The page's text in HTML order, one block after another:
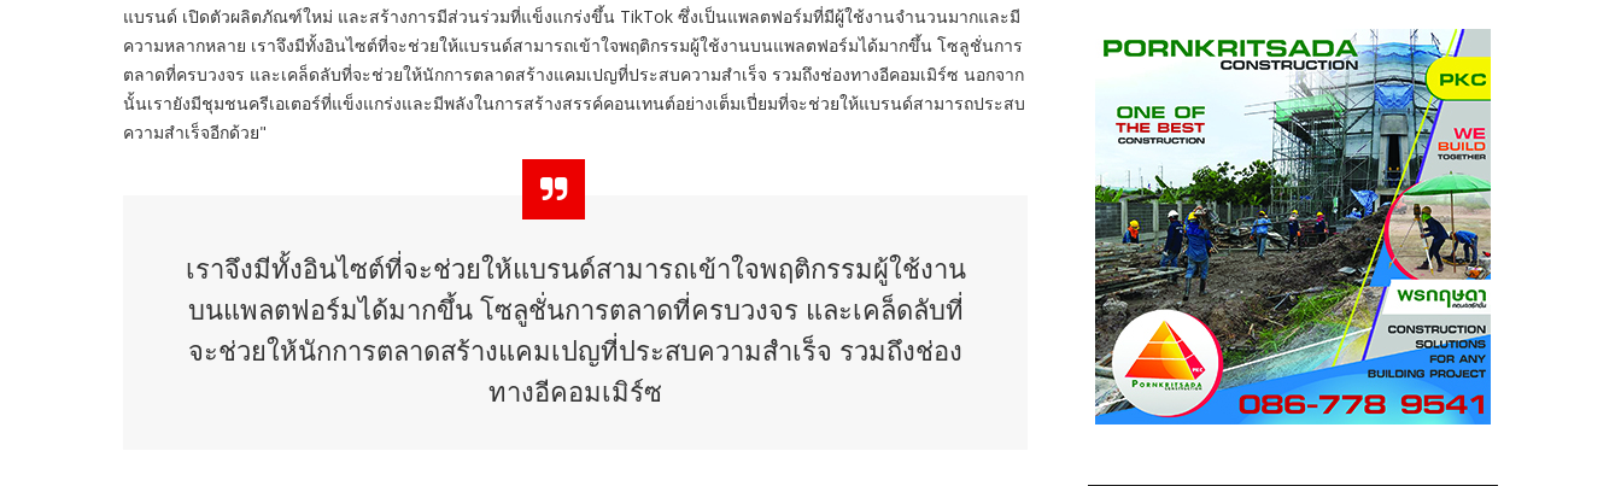
แบรนด์ เปิดตัวผลิตภัณฑ์ใหม่ และสร้างการมีส่วนร่วมที่แข็งแกร่งขึ้น TikTok ซึ่งเป็นแพลตฟอร์มที่มีผู้ใช้งานจำนวนมากและมี
ความหลากหลาย เราจึงมีทั้งอินไซต์ที่จะช่วยให้แบรนด์สามารถเข้าใจพฤติกรรมผู้ใช้งานบนแพลตฟอร์มได้มากขึ้น โซลูชั่นการ
ตลาดที่ครบวงจร และเคล็ดลับที่จะช่วยให้นักการตลาดสร้างแคมเปญที่ประสบความสำเร็จ รวมถึงช่องทางอีคอมเมิร์ซ นอกจาก
นั้นเรายังมีชุมชนครีเอเตอร์ที่แข็งแกร่งและมีพลังในการสร้างสรรค์คอนเทนต์อย่างเต็มเปี่ยมที่จะช่วยให้แบรนด์สามารถประสบ
ความสำเร็จอีกด้วย"
เราจึงมีทั้งอินไซต์ที่จะช่วยให้แบรนด์สามารถเข้าใจพฤติกรรมผู้ใช้งาน
บนแพลตฟอร์มได้มากขึ้น โซลูชั่นการตลาดที่ครบวงจร และเคล็ดลับที่
จะช่วยให้นักการตลาดสร้างแคมเปญที่ประสบความสำเร็จ รวมถึงช่อง
ทางอีคอมเมิร์ซ